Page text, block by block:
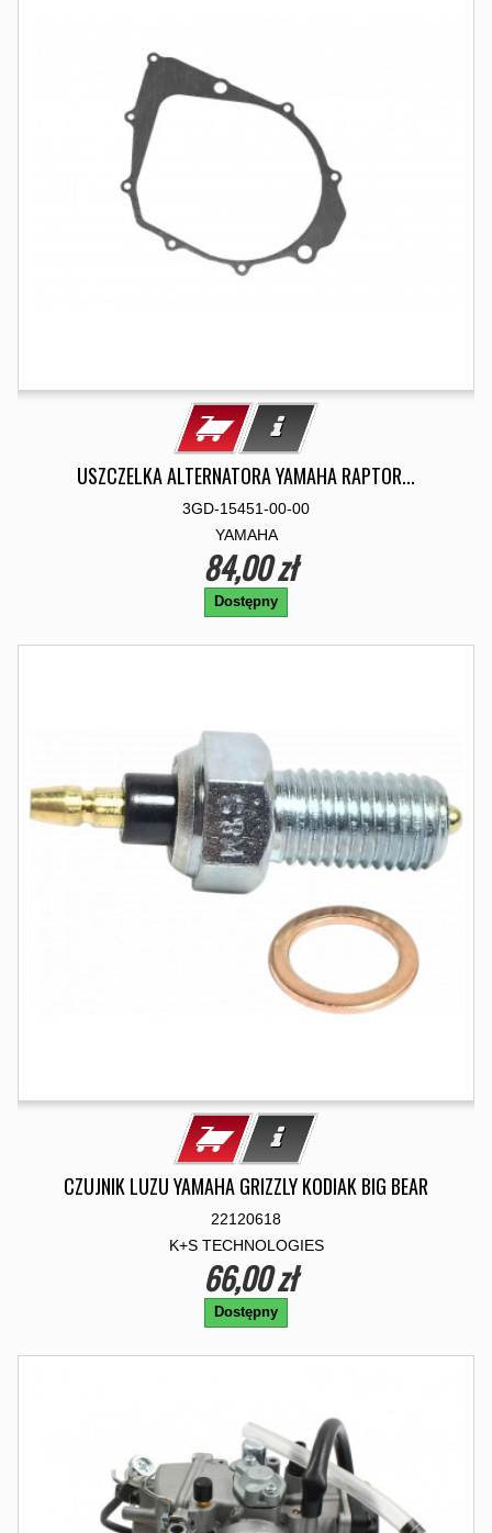
USZCZELKA ALTERNATORA YAMAHA RAPTOR...
3GD-15451-00-00
YAMAHA
84,00 zł
Dostępny
CZUJNIK LUZU YAMAHA GRIZZLY KODIAK BIG BEAR
22120618
K+S TECHNOLOGIES
66,00 zł
Dostępny